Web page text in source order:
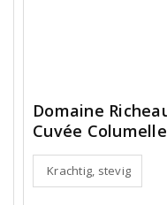
Domaine
Cuvée
Krachtig, stevig